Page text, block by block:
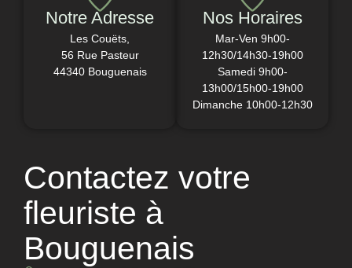
Notre Adresse
Les Couëts,
56 Rue Pasteur
44340 Bouguenais
Nos Horaires
Mar-Ven 9h00-
12h30/14h30-19h00
Samedi 9h00-
13h00/15h00-19h00
Dimanche 10h00-12h30
Contactez votre
fleuriste à
Bouguenais